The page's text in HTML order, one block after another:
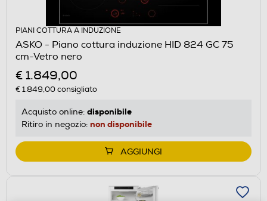
PIANI COTTURA A INDUZIONE
ASKO - Piano cottura induzione HID 824 GC 75
cm-Vetro nero
€ 1.849,00
€ 1.849,00consigliato
Acquisto online: disponibile
Ritiro in negozio: non disponibile
AGGIUNGI